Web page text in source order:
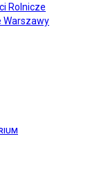
Rolnicze
Warszawy